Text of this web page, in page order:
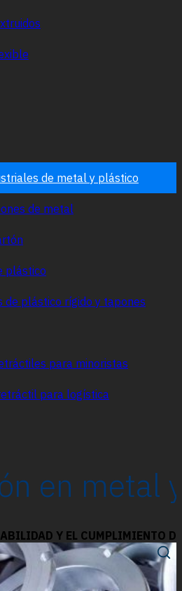
de metal y plástico
de metal
plástico
de plástico rígido y tapones
para minoristas
para logística
en metal
Y EL CUMPLIMIENTO